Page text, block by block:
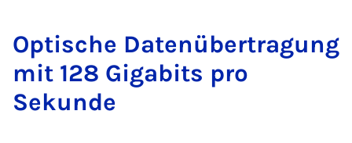
Optische Datenübertragung
mit 128 Gigabits pro
Sekunde